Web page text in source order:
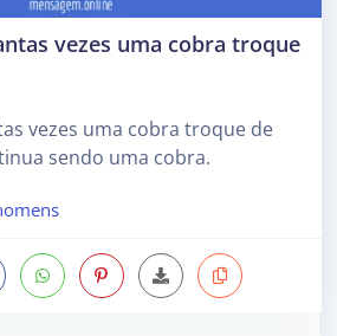
vezes uma cobra troque
vezes uma cobra troque de
sendo uma cobra.